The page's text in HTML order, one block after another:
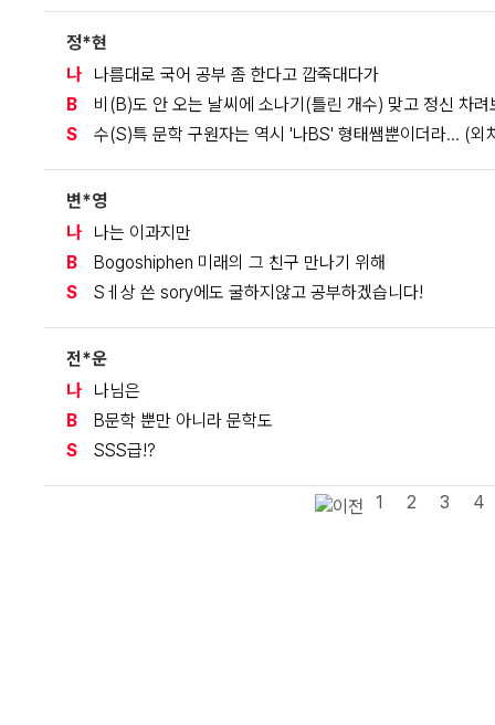
정*현
나
나름대로 국어 공부 좀 한다고 깝죽대다가
B
비(B)도 안 오는 날씨에 소나기(틀린 개수) 맞고 정신 차려
S
수(S)특 문학 구원자는 역시 '나BS' 형태쌤뿐이더라... (외
변*영
나
나는 이과지만
B
Bogoshiphen 미래의 그 친구 만나기 위해
S
Sㅔ상 쓴 sory에도 굴하지않고 공부하겠습니다!
전*운
나
나님은
B
B문학 뿐만 아니라 문학도
S
SSS급!?
1 2 3 4